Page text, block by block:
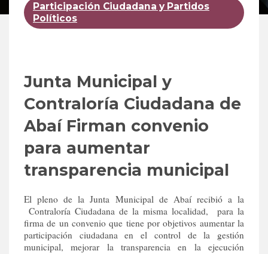
Participación Ciudadana y Partidos
Políticos
Junta Municipal y
Contraloría Ciudadana de
Abaí Firman convenio
para aumentar
transparencia municipal
El pleno de la Junta Municipal de Abaí recibió a la
Contraloría Ciudadana de la misma localidad, para la
firma de un convenio que tiene por objetivos aumentar la
participación ciudadana en el control de la gestión
municipal, mejorar la transparencia en la ejecución